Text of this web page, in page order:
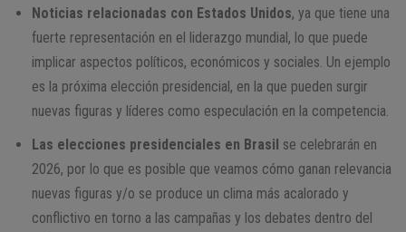
Noticias relacionadas con Estados Unidos, ya que tiene una
fuerte representación en el liderazgo mundial, lo que puede
implicar aspectos políticos, económicos y sociales. Un ejemplo
es la próxima elección presidencial, en la que pueden surgir
nuevas figuras y líderes como especulación en la competencia.
Las elecciones presidenciales en Brasil se celebrarán en
2026, por lo que es posible que veamos cómo ganan relevancia
nuevas figuras y/o se produce un clima más acalorado y
conflictivo en torno a las campañas y los debates dentro del